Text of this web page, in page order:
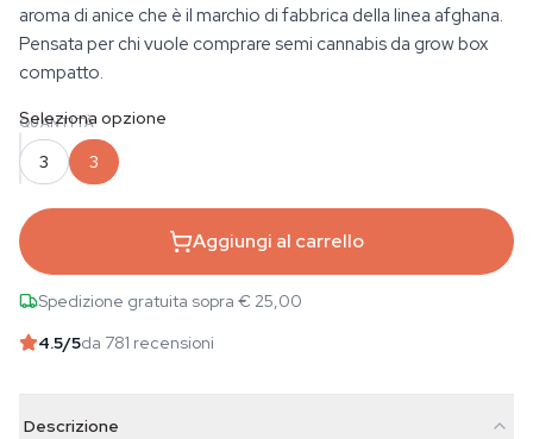
aroma di anice che è il marchio di fabbrica della linea afghana.
Pensata per chi vuole comprare semi cannabis da grow box
compatto.
QUANTITÀ
Seleziona opzione
3 3
Aggiungi al carrello
Spedizione gratuita sopra € 25,00
4.5/5da 781 recensioni
Descrizione